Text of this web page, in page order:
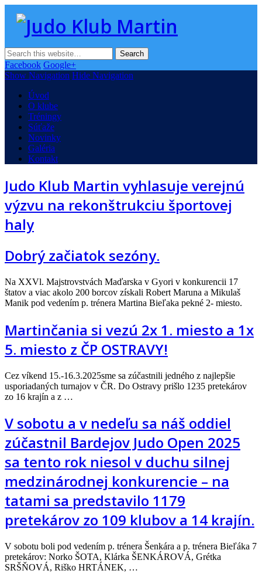
Martin
Oficiálna stránka Judo klubu v Martine
Facebook Google+
Show Navigation Hide Navigation
Úvod
O klube
Tréningy
Súťaže
Novinky
Galéria
Kontakt
Judo Klub Martin vyhlasuje verejnú
výzvu na rekonštrukciu športovej
haly
Dobrý začiatok sezóny.
Na XXVl. Majstrovstvách Maďarska v Gyori v konkurencii 17
štatov a viac akolo 200 borcov získali Robert Maruna a Mikulaš
Manik pod vedením p. trénera Martina Bieľaka pekné 2- miesto.
Martinčania si vezú 2x 1. miesto a 1x
5. miesto z ČP OSTRAVY!
Cez víkend 15.-16.3.2025sme sa zúčastnili jedného z najlepšie
usporiadaných turnajov v ČR. Do Ostravy prišlo 1235 pretekárov
zo 16 krajín a z …
V sobotu a v nedeľu sa náš oddiel
zúčastnil Bardejov Judo Open 2025
sa tento rok niesol v duchu silnej
medzinárodnej konkurencie – na
tatami sa predstavilo 1179
pretekárov zo 109 klubov a 14 krajín.
V sobotu boli pod vedením p. trénera Šenkára a p. trénera Bieľáka 7
pretekárov: Norko ŠOTA, Klárka ŠENKÁROVÁ, Grétka
SRŠŇOVÁ, Riško HRTÁNEK, …